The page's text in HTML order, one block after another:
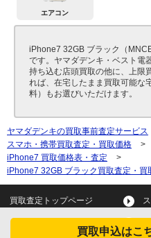
買取申込はこ
エアコン
iPhone7 32GB ブラック（
です。ヤマダデンキ・ベスト電
持ち込む店頭買取の他に、上限
れば、在宅したまま買取可能な
料）もお選びいただけます。
ヤマダデンキの買取事前査定サービス
スマホ・携帯買取査定・買取価格
>
iPhone7 買取価格表・査定
>
iPhone7 32GB ブラック買取査定・買
買取査定トップページ
タブレット買取査定